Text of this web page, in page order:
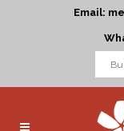
Email: